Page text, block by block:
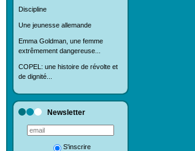
Discipline
Une jeunesse allemande
Emma Goldman, une femme
extrêmement dangereuse...
COPEL: une histoire de révolte et
de dignité...
Newsletter
S'inscrire